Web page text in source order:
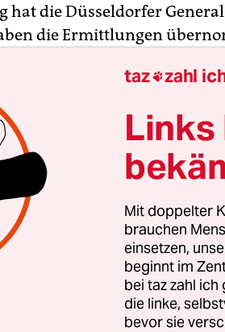
hat die Düsseldorfer
die Ermittlungen
Die
am Dienstag von
worden. Nach
„Hinweise auf ein
taz zahl
Links
Mit doppelter
brauchen
einsetzen,
beginnt im
bei taz zahl
die linke,
bevor sie